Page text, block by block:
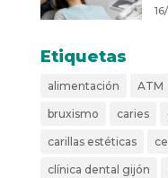
Etiquetas
alimentación ATM
bruxismo caries
carillas estéticas
clínica dental gijón